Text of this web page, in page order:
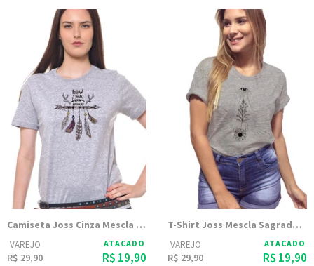
Camiseta Joss Cinza Mescla Estampada Follow
VAREJO
R$ 29,90
ATACADO
R$ 19,90
T-Shirt Joss Mescla Sagrado Coracao
VAREJO
R$ 29,90
ATACADO
R$ 19,90